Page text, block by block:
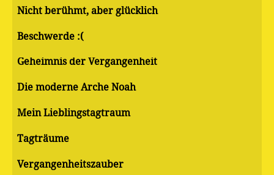
Nicht berühmt, aber glücklich
Beschwerde :(
Geheimnis der Vergangenheit
Die moderne Arche Noah
Mein Lieblingstagtraum
Tagträume
Vergangenheitszauber